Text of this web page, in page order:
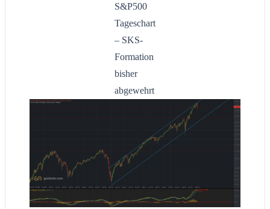
S&P500
Tageschart
– SKS-
Formation
bisher
abgewehrt